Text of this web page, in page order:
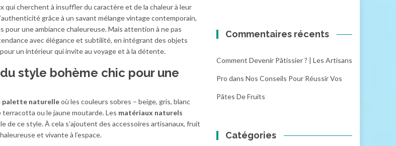
cherchent à insuffler du caractère et de la chaleur à leur
grâce à un savant mélange vintage contemporain,
une ambiance chaleureuse. Mais attention à ne pas
avec élégance et subtilité, en intégrant des objets
un intérieur qui invite au voyage et à la détente.
style bohème chic pour une
palette naturelleoù les couleurs sobres – beige, gris, blanc
ou le jaune moutarde. Les matériaux naturels
de ce style. À cela s’ajoutent des accessoires artisanaux, fruit
et vivante à l’espace.
Commentaires récents
Comment Devenir Pâtissier ? | Les Artisans
Pro dans Nos Conseils Pour Réussir Vos
Pâtes De Fruits
Catégories